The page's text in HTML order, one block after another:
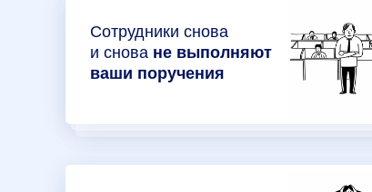
Сотрудники снова
и снова не выполняют
ваши поручения